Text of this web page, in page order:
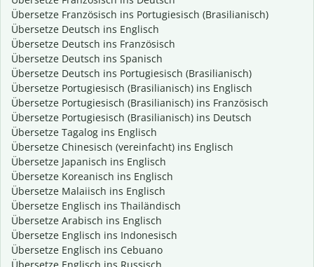
Übersetze Französisch ins Portugiesisch (Brasilianisch)
Übersetze Deutsch ins Englisch
Übersetze Deutsch ins Französisch
Übersetze Deutsch ins Spanisch
Übersetze Deutsch ins Portugiesisch (Brasilianisch)
Übersetze Portugiesisch (Brasilianisch) ins Englisch
Übersetze Portugiesisch (Brasilianisch) ins Französisch
Übersetze Portugiesisch (Brasilianisch) ins Deutsch
Übersetze Tagalog ins Englisch
Übersetze Chinesisch (vereinfacht) ins Englisch
Übersetze Japanisch ins Englisch
Übersetze Koreanisch ins Englisch
Übersetze Malaiisch ins Englisch
Übersetze Englisch ins Thailändisch
Übersetze Arabisch ins Englisch
Übersetze Englisch ins Indonesisch
Übersetze Englisch ins Cebuano